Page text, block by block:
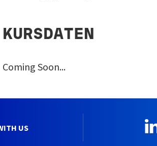
KURSDATEN
Coming Soon...
US